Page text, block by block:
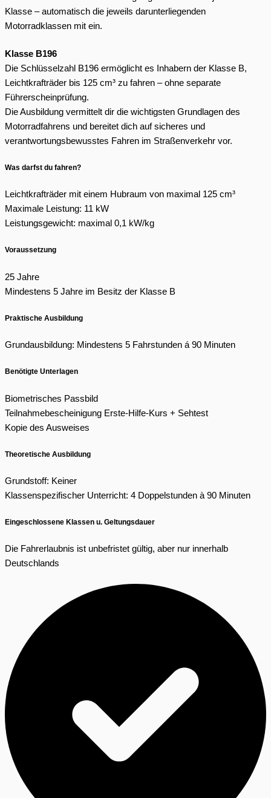
Klasse – automatisch die jeweils darunterliegenden
Motorradklassen mit ein.
Klasse B196
Die Schlüsselzahl B196 ermöglicht es Inhabern der Klasse B,
Leichtkrafträder bis 125 cm³ zu fahren – ohne separate
Führerscheinprüfung.
Die Ausbildung vermittelt dir die wichtigsten Grundlagen des
Motorradfahrens und bereitet dich auf sicheres und
verantwortungsbewusstes Fahren im Straßenverkehr vor.
Was darfst du fahren?
Leichtkrafträder mit einem Hubraum von maximal 125 cm³
Maximale Leistung: 11 kW
Leistungsgewicht: maximal 0,1 kW/kg
Voraussetzung
25 Jahre
Mindestens 5 Jahre im Besitz der Klasse B
Praktische Ausbildung
Grundausbildung: Mindestens 5 Fahrstunden á 90 Minuten
Benötigte Unterlagen
Biometrisches Passbild
Teilnahmebescheinigung Erste-Hilfe-Kurs + Sehtest
Kopie des Ausweises
Theoretische Ausbildung
Grundstoff: Keiner
Klassenspezifischer Unterricht: 4 Doppelstunden à 90 Minuten
Eingeschlossene Klassen u. Geltungsdauer
Die Fahrerlaubnis ist unbefristet gültig, aber nur innerhalb
Deutschlands